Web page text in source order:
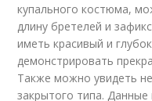
купального костюма,
длину бретелей и
иметь красивый и
демонстрировать
Также можно увидеть
закрытого типа.